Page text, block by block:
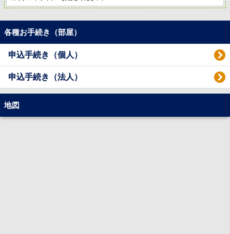
各種お手続き（部屋）
申込手続き（個人）
申込手続き（法人）
地図